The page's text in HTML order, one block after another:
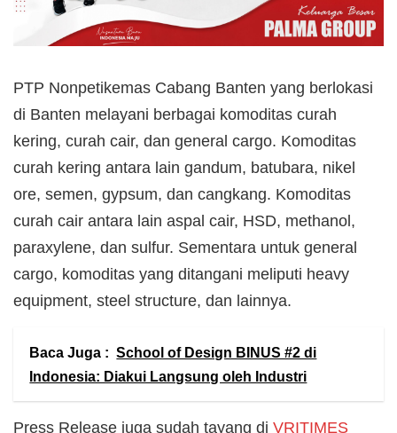
PTP Nonpetikemas Cabang Banten yang berlokasi
di Banten melayani berbagai komoditas curah
kering, curah cair, dan general cargo. Komoditas
curah kering antara lain gandum, batubara, nikel
ore, semen, gypsum, dan cangkang. Komoditas
curah cair antara lain aspal cair, HSD, methanol,
paraxylene, dan sulfur. Sementara untuk general
cargo, komoditas yang ditangani meliputi heavy
equipment, steel structure, dan lainnya.
Baca Juga : School of Design BINUS #2 di
Indonesia: Diakui Langsung oleh Industri
Press Release juga sudah tayang di VRITIMES